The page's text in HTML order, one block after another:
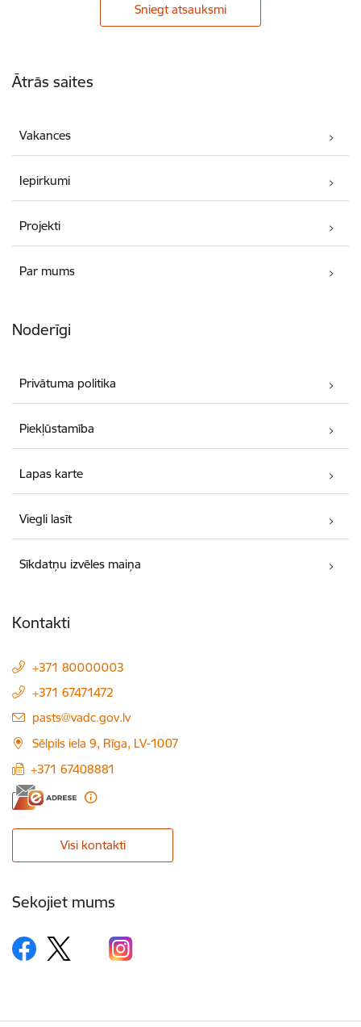
Sniegt atsauksmi
Ātrās saites
Vakances
Iepirkumi
Projekti
Par mums
Noderīgi
Privātuma politika
Piekļūstamība
Lapas karte
Viegli lasīt
Sīkdatņu izvēles maiņa
Kontakti
+371 80000003
+371 67471472
E-pasts:
pasts@vadc.gov.lv
Sēlpils iela 9, Rīga, LV-1007
+371 67408881
Visi kontakti
Sekojiet mums